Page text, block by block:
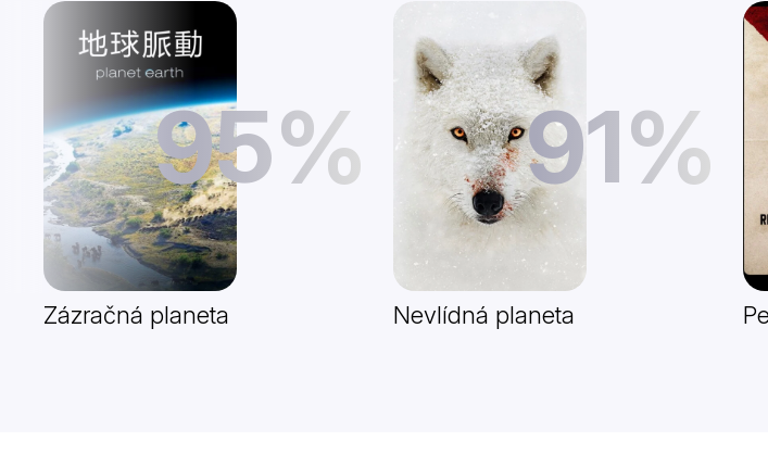
95%
Zázračná planeta
91%
Nevlídná planeta